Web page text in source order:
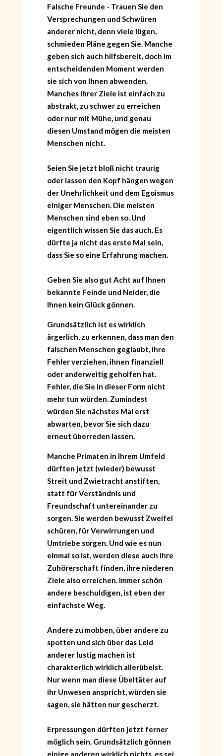
Falsche Freunde - Trauen Sie den
Versprechungen und Schwüren
anderer nicht, denn viele lügen,
schmieden Pläne gegen Sie. Manche
geben sich auch hilfsbereit, doch im
entscheidenden Moment werden
sie sich von Ihnen abwenden.
Manches Ihrer Ziele ist einfach zu
abstrakt, zu schwer zu erreichen
oder nur mit Mühe, und genau
diesen Umstand mögen die meisten
Menschen nicht.
Seien Sie jetzt bloß nicht traurig
oder lassen den Kopf hängen wegen
der Unehrlichkeit und dem Egoismus
einiger Menschen. Die meisten
Menschen sind eben so. Und
eigentlich wissen Sie das auch. Es
dürfte ja nicht das erste Mal sein,
dass Sie so eine Erfahrung machen.
Geben Sie also gut Acht auf Ihnen
bekannte Feinde und Neider, die
Ihnen kein Glück gönnen.
Grundsätzlich ist es wirklich
ärgerlich, zu erkennen, dass man den
falschen Menschen geglaubt, ihre
Fehler verziehen, ihnen finanziell
oder anderweitig geholfen hat.
Fehler, die Sie in dieser Form nicht
mehr tun würden. Zumindest
würden Sie nächstes Mal erst
abwarten, bevor Sie sich dazu
erneut überreden lassen.
Manche Primaten in Ihrem Umfeld
dürften jetzt (wieder) bewusst
Streit und Zwietracht anstiften,
statt für Verständnis und
Freundschaft untereinander zu
sorgen. Sie werden bewusst Zweifel
schüren, für Verwirrungen und
Umtriebe sorgen. Und wie es nun
einmal so ist, werden diese auch ihre
Zuhörerschaft finden, ihre niederen
Ziele also erreichen. Immer schön
andere beschuldigen, ist eben der
einfachste Weg.
Andere zu mobben, über andere zu
spotten und sich über das Leid
anderer lustig machen ist
charakterlich wirklich allerübelst.
Nur wenn man diese Übeltäter auf
ihr Unwesen anspricht, würden sie
sagen, sie hätten nur gescherzt.
Erpressungen dürften jetzt ferner
möglich sein. Grundsätzlich gönnen
einige anderen wirklich nichts, es sei